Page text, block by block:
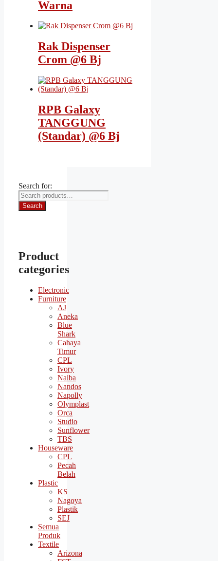
Warna
Rak Dispenser
Crom @6 Bj
RPB Galaxy
TANGGUNG
(Standar) @6 Bj
Search for:
Search
Product
categories
Electronic
Furniture
AJ
Aneka
Blue
Shark
Cahaya
Timur
CPL
Ivory
Naiba
Nandos
Napolly
Olymplast
Orca
Studio
Sunflower
TBS
Houseware
CPL
Pecah
Belah
Plastic
KS
Nagoya
Plastik
SEJ
Semua
Produk
Textile
Arizona